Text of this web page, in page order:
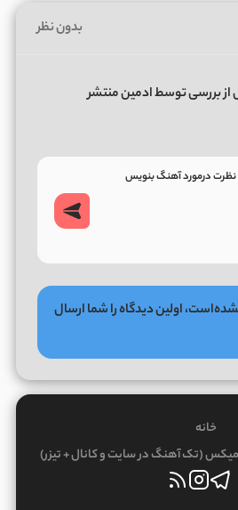
بدون نظر
بررسی توسط ادمین منتشر
اولین دیدگاه را شما ارسال
خانه
(تک آهنگ در سایت و کانال + تیزر)